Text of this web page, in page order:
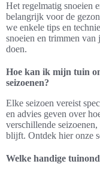
Het regelmatig snoeien
belangrijk voor de
we enkele tips en
snoeien en trimmen
doen.
Hoe kan ik mijn tuin
seizoenen?
Elke seizoen vereist
en advies geven over
verschillende
blijft. Ontdek hier onze
Welke handige